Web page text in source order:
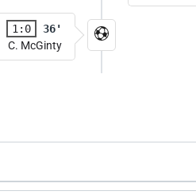
1:0
36'
C. McGinty